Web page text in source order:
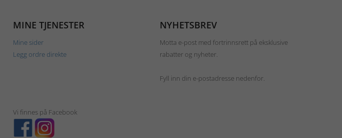
MINE TJENESTER
Mine sider
Legg ordre direkte
NYHETSBREV
Motta e-post med fortrinnsrett på eksklusive
rabatter og nyheter.
Fyll inn din e-postadresse nedenfor.
Vi finnes på Facebook